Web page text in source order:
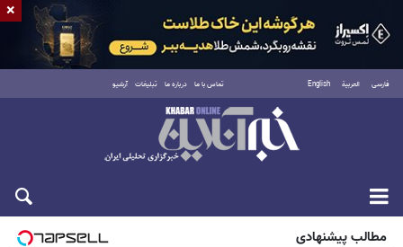
فارسی العربية English تماس با ما درباره ما تبلیغات آرشیو
جمعه ۱۶ مرداد ۱۴۰۵
مطالب پیشنهادی
×